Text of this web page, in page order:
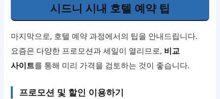
시드니 시내 호텔 예약 팁
마지막으로, 호텔 예약 과정에서의 팁을 안내드립니다.
요즘은 다양한 프로모션과 세일이 열리므로, 비교
사이트를 통해 미리 가격을 검토하는 것이 좋습니다.
프로모션 및 할인 이용하기